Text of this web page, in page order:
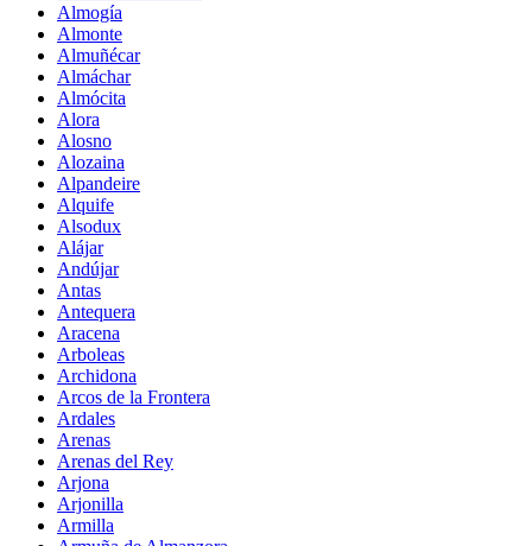
Almogía
Almonte
Almuñécar
Almáchar
Almócita
Alora
Alosno
Alozaina
Alpandeire
Alquife
Alsodux
Alájar
Andújar
Antas
Antequera
Aracena
Arboleas
Archidona
Arcos de la Frontera
Ardales
Arenas
Arenas del Rey
Arjona
Arjonilla
Armilla